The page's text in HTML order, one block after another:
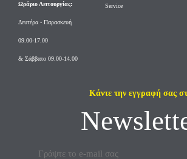
Ωράριο Λειτουργίας:
Δευτέρα - Παρασκευή
09.00-17.00
& Σάββατο 09.00-14.00
Service
Κάντε την εγγραφή σας